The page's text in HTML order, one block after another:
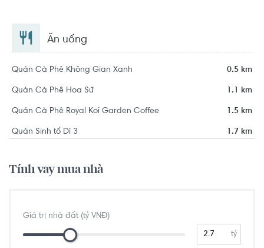
Ăn uống
Quán Cà Phê Không Gian Xanh 0.5 km
Quán Cà Phê Hoa Sứ 1.1 km
Quán Cà Phê Royal Koi Garden Coffee 1.5 km
Quán Sinh tố Dì 3 1.7 km
Tính vay mua nhà
Giá trị nhà đất (tỷ VNĐ)
tỷ